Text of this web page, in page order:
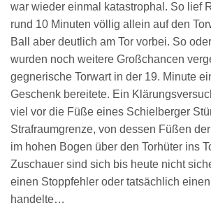
war wieder einmal katastrophal. So lief
rund 10 Minuten völlig allein auf den
Ball aber deutlich am Tor vorbei. So
wurden noch weitere Großchancen
gegnerische Torwart in der 19. Minute
Geschenk bereitete. Ein
viel vor die Füße eines Schielberger
Strafraumgrenze, von dessen Füßen
im hohen Bogen über den Torhüter ins
Zuschauer sind sich bis heute nicht
einen Stoppfehler oder tatsächlich
handelte…